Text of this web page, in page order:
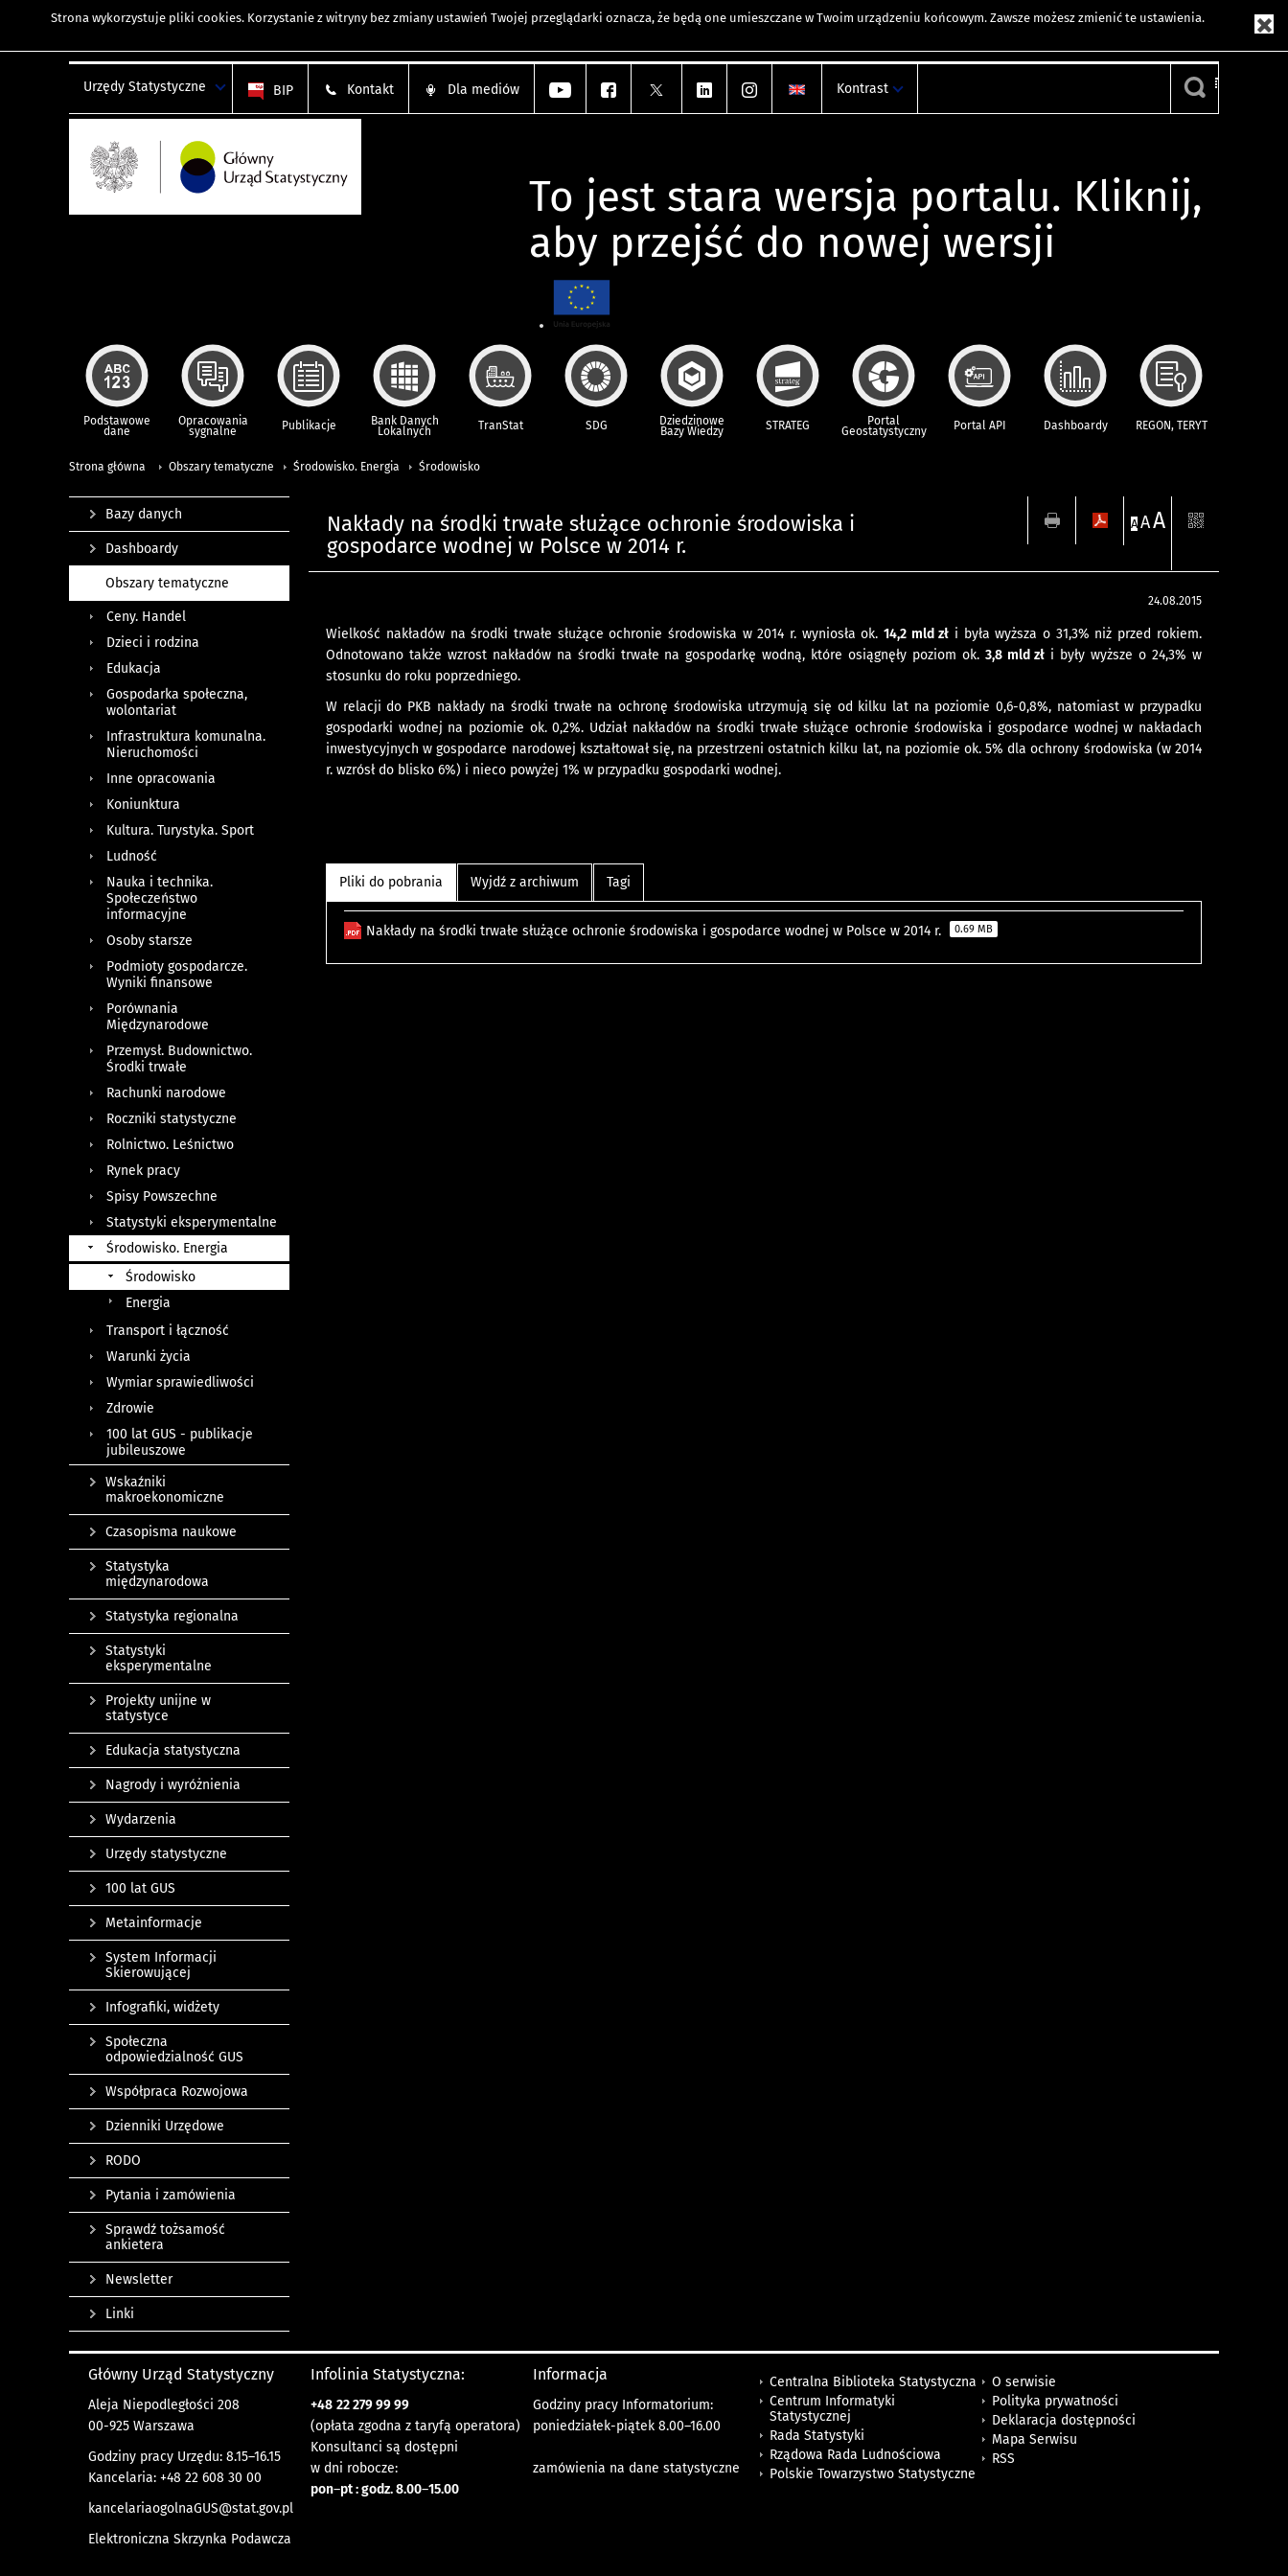
Strona wykorzystuje pliki cookies. Korzystanie z witryny bez zmiany ustawień Twojej przeglądarki oznacza, że będą one umieszczane w Twoim urządzeniu końcowym. Zawsze możesz zmienić te ustawienia.
Urzędy Statystyczne BIP Kontakt Dla mediów Kontrast
To jest stara wersja portalu. Kliknij,
aby przejść do nowej wersji
Podstawowe
dane
Opracowania
sygnalne Publikacje Bank Danych
Lokalnych TranStat SDG Dziedzinowe
Bazy Wiedzy STRATEG Portal
Geostatystyczny Portal API Dashboardy REGON, TERYT
Strona główna Obszary tematyczne Środowisko. Energia Środowisko
Nakłady na środki trwałe służące ochronie środowiska i
gospodarce wodnej w Polsce w 2014 r.
A AA
24.08.2015
Wielkość nakładów na środki trwałe służące ochronie środowiska w 2014 r. wyniosła ok.14,2 mld zł i była wyższa o 31,3% niż przed rokiem.
Odnotowano także wzrost nakładów na środki trwałe na gospodarkę wodną, które osiągnęły poziom ok. 3,8 mld zł i były wyższe o 24,3% w
stosunku do roku poprzedniego.
W relacji do PKB nakłady na środki trwałe na ochronę środowiska utrzymują się od kilku lat na poziomie 0,6-0,8%, natomiast w przypadku
gospodarki wodnej na poziomie ok. 0,2%. Udział nakładów na środki trwałe służące ochronie środowiska i gospodarce wodnej w nakładach
inwestycyjnych w gospodarce narodowej kształtował się, na przestrzeni ostatnich kilku lat, na poziomie ok. 5% dla ochrony środowiska (w 2014
r. wzrósł do blisko 6%) i nieco powyżej 1% w przypadku gospodarki wodnej.
Pliki do pobrania Wyjdź z archiwum Tagi
Nakłady na środki trwałe służące ochronie środowiska i gospodarce wodnej w Polsce w 2014 r. 0.69 MB
Bazy danych
Dashboardy
Obszary tematyczne
Ceny. Handel
Dzieci i rodzina
Edukacja
Gospodarka społeczna,
wolontariat
Infrastruktura komunalna.
Nieruchomości
Inne opracowania
Koniunktura
Kultura. Turystyka. Sport
Ludność
Nauka i technika.
Społeczeństwo
informacyjne
Osoby starsze
Podmioty gospodarcze.
Wyniki finansowe
Porównania
Międzynarodowe
Przemysł. Budownictwo.
Środki trwałe
Rachunki narodowe
Roczniki statystyczne
Rolnictwo. Leśnictwo
Rynek pracy
Spisy Powszechne
Statystyki eksperymentalne
Środowisko. Energia
Środowisko
Energia
Transport i łączność
Warunki życia
Wymiar sprawiedliwości
Zdrowie
100 lat GUS - publikacje
jubileuszowe
Wskaźniki
makroekonomiczne
Czasopisma naukowe
Statystyka
międzynarodowa
Statystyka regionalna
Statystyki
eksperymentalne
Projekty unijne w
statystyce
Edukacja statystyczna
Nagrody i wyróżnienia
Wydarzenia
Urzędy statystyczne
100 lat GUS
Metainformacje
System Informacji
Skierowującej
Infografiki, widżety
Społeczna
odpowiedzialność GUS
Współpraca Rozwojowa
Dzienniki Urzędowe
RODO
Pytania i zamówienia
Sprawdź tożsamość
ankietera
Newsletter
Linki
Główny Urząd Statystyczny
Aleja Niepodległości 208
00-925 Warszawa
Godziny pracy Urzędu: 8.15–16.15
Kancelaria: +48 22 608 30 00
kancelariaogolnaGUS@stat.gov.pl
Elektroniczna Skrzynka Podawcza
Infolinia Statystyczna:
+48 22 279 99 99
(opłata zgodna z taryfą operatora)
Konsultanci są dostępni
w dni robocze:
pon–pt : godz. 8.00–15.00
Informacja
Godziny pracy Informatorium:
poniedziałek-piątek 8.00–16.00
zamówienia na dane statystyczne
Centralna Biblioteka Statystyczna
Centrum Informatyki
Statystycznej
Rada Statystyki
Rządowa Rada Ludnościowa
Polskie Towarzystwo Statystyczne
O serwisie
Polityka prywatności
Deklaracja dostępności
Mapa Serwisu
RSS